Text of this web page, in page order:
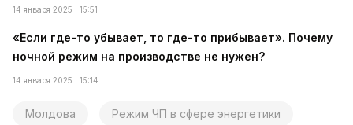
14 января 2025 | 15:51
«Если где-то убывает, то где-то прибывает». Почему
ночной режим на производстве не нужен?
14 января 2025 | 15:14
Молдова Режим ЧП в сфере энергетики